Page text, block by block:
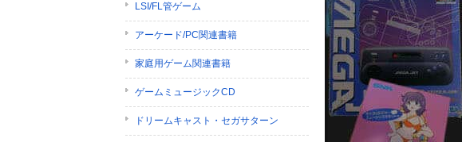
LSI/FL管ゲーム
アーケード/PC関連書籍
家庭用ゲーム関連書籍
ゲームミュージックCD
ドリームキャスト・セガサターン